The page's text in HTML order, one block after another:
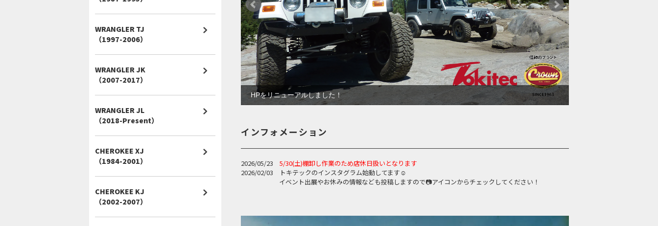
HPをリニューアルしました！
インフォメーション
2026/05/23 5/30(土)棚卸し作業のため店休日扱いとなります
2026/02/03 トキテックのインスタグラム始動してます☺
イベント出展やお休みの情報なども投稿しますので📷アイコンからチェックしてください！
WRANGLER TJ
（1997-2006）
WRANGLER JK
（2007-2017）
WRANGLER JL
（2018-Present）
CHEROKEE XJ
（1984-2001）
CHEROKEE KJ
（2002-2007）